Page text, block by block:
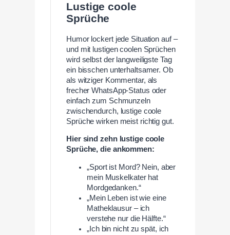
Lustige coole
Sprüche
Humor lockert jede Situation auf –
und mit lustigen coolen Sprüchen
wird selbst der langweiligste Tag
ein bisschen unterhaltsamer. Ob
als witziger Kommentar, als
frecher WhatsApp-Status oder
einfach zum Schmunzeln
zwischendurch, lustige coole
Sprüche wirken meist richtig gut.
Hier sind zehn lustige coole
Sprüche, die ankommen:
„Sport ist Mord? Nein, aber
mein Muskelkater hat
Mordgedanken.“
„Mein Leben ist wie eine
Matheklausur – ich
verstehe nur die Hälfte.“
„Ich bin nicht zu spät, ich